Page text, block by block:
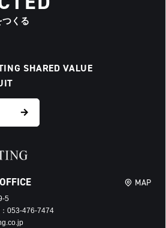
くる
SHARED VALUE
5
053-476-7474
MAP